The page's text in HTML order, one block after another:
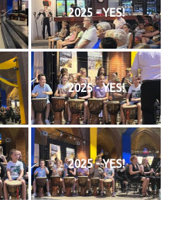
2025 - YES!
2025 - YES!
2025 - YES!